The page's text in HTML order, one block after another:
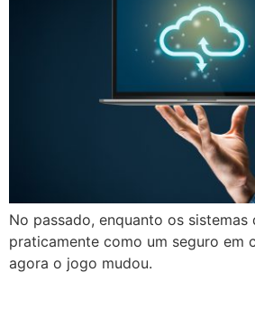
No passado, enquanto os sistemas
praticamente como um seguro em
agora o jogo mudou.